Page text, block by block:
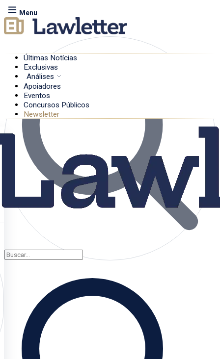
Menu
Últimas Notícias
Exclusivas
Análises
Apoiadores
Eventos
Concursos Públicos
Newsletter